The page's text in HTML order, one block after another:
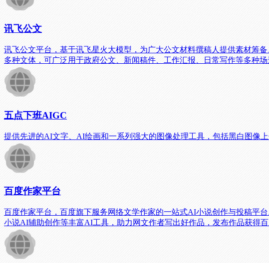
讯飞公文
讯飞公文平台，基于讯飞星火大模型，为广大公文材料撰稿人提供素材筹
多种文体，可广泛用于政府公文、新闻稿件、工作汇报、日常写作等多种
五点下班AIGC
提供先进的AI文字、AI绘画和一系列强大的图像处理工具，包括黑白图像
百度作家平台
百度作家平台，百度旗下服务网络文学作家的一站式AI小说创作与投稿平
小说AI辅助创作等丰富AI工具，助力网文作者写出好作品，发布作品获得